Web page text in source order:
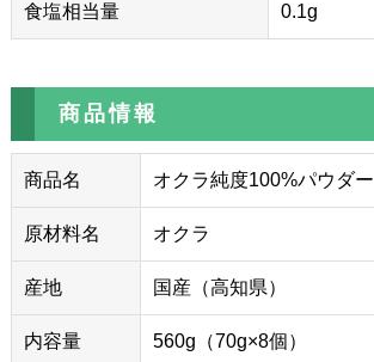
食塩相当量 0.1g
商品情報
商品名 オクラ純度100%パウダー
原材料名 オクラ
産地 国産（高知県）
内容量 560g（70g×8個）